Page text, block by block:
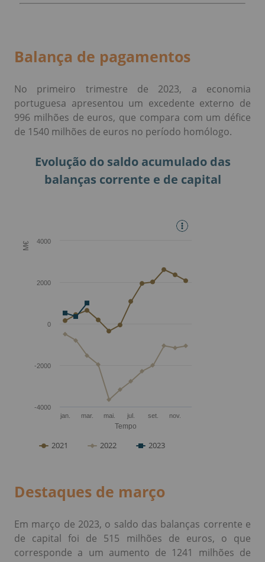
Balança de pagamentos
No primeiro trimestre de 2023, a economia
portuguesa apresentou um excedente externo de
996 milhões de euros, que compara com um défice
de 1540 milhões de euros no período homólogo.
Evolução do saldo acumulado das
balanças corrente e de capital
Destaques de março
Em março de 2023, o saldo das balanças corrente e
de capital foi de 515 milhões de euros, o que
corresponde a um aumento de 1241 milhões de